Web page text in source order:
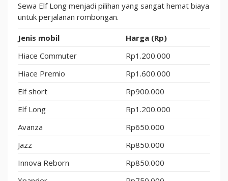
Sewa Elf Long menjadi pilihan yang sangat hemat biaya
untuk perjalanan rombongan.
Jenis mobil
Harga (Rp)
Hiace Commuter
Rp1.200.000
Hiace Premio
Rp1.600.000
Elf short
Rp900.000
Elf Long
Rp1.200.000
Avanza
Rp650.000
Jazz
Rp850.000
Innova Reborn
Rp850.000